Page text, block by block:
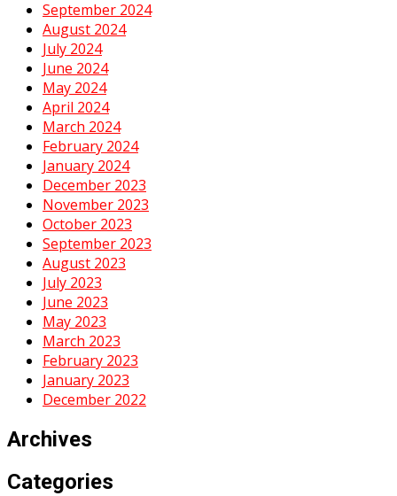
September 2024
August 2024
July 2024
June 2024
May 2024
April 2024
March 2024
February 2024
January 2024
December 2023
November 2023
October 2023
September 2023
August 2023
July 2023
June 2023
May 2023
March 2023
February 2023
January 2023
December 2022
Archives
Categories